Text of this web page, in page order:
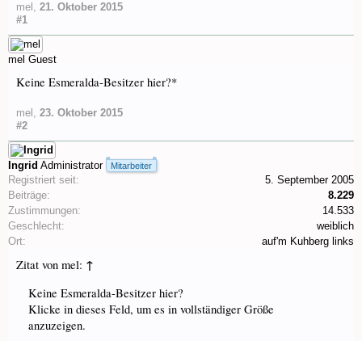
mel , 21. Oktober 2015
#1
mel Guest
Keine Esmeralda-Besitzer hier?*
mel , 23. Oktober 2015
#2
Ingrid Administrator Mitarbeiter
Registriert seit:
5. September 2005
Beiträge:
8.229
Zustimmungen:
14.533
Geschlecht:
weiblich
Ort:
auf'm Kuhberg links
Zitat von mel: ↑
Keine Esmeralda-Besitzer hier?
Klicke in dieses Feld, um es in vollständiger Größe
anzuzeigen.